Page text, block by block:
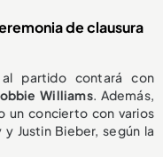
de clausura
partido contará con
Williams. Además,
un concierto con varios
Justin Bieber, según la